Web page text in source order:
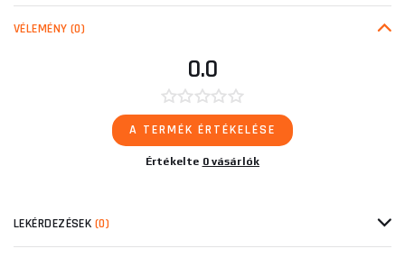
VÉLEMÉNY (0)
0.0
A TERMÉK ÉRTÉKELÉSE
Értékelte 0 vásárlók
LEKÉRDEZÉSEK (0)